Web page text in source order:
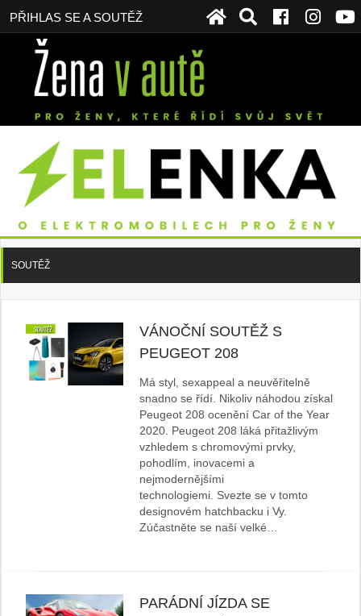
PŘIHLAS SE A SOUTĚŽ
SOUTĚŽ
VÁNOČNÍ SOUTĚŽ S
PEUGEOT 208
Má styl, sexappeal a neuvěřitelně
snadno se řídí. Nikoliv náhodou získal
Peugeot 208 ocenění Car of the Year
2020. Peugeot 208 láká přitažlivým
vzhledem s chromovými prvky,
pohodlím, inovacemi a
nejmodernějšími
technologiemi. Svezte se v tomto
designovém hatchbacku i Vy.
Zúčastněte se naší velké…
PARÁDNÍ JÍZDA SE